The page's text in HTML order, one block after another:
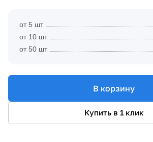
от 5 шт
от 10 шт
от 50 шт
В корзину
Купить в 1 клик